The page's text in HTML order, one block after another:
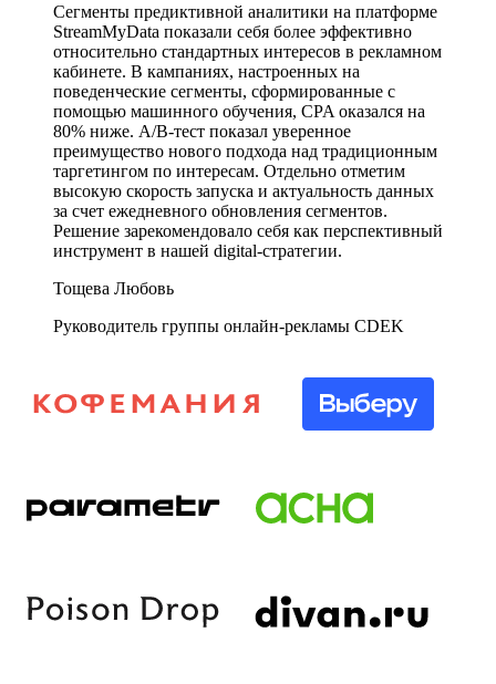
Сегменты предиктивной аналитики на платформе
StreamMyData показали себя более эффективно
относительно стандартных интересов в рекламном
кабинете. В кампаниях, настроенных на
поведенческие сегменты, сформированные с
помощью машинного обучения, CPA оказался на
80% ниже. A/B‑тест показал уверенное
преимущество нового подхода над традиционным
таргетингом по интересам. Отдельно отметим
высокую скорость запуска и актуальность данных
за счет ежедневного обновления сегментов.
Решение зарекомендовало себя как перспективный
инструмент в нашей digital-стратегии.
Тощева Любовь
Руководитель группы онлайн-рекламы CDEK